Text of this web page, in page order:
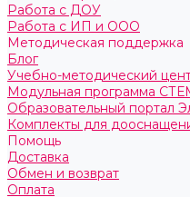
Работа с ДОУ
Работа с ИП и ООО
Методическая поддержка
Блог
Учебно-методический
Модульная программа
Образовательный портал
Комплекты для
Помощь
Доставка
Обмен и возврат
Оплата